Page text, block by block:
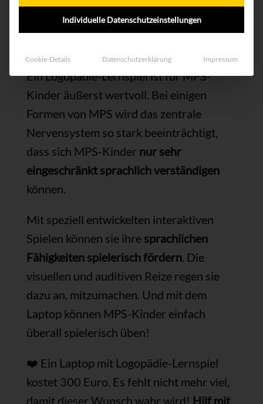
Ein Logopädie-Lernspiel ist für MPS-
Kinder äußerst wertvoll. Bei einigen
Formen von MPS wird das zentrale
Nervensystem so stark beeinträchtigt,
dass sich MPS-Kinder nur sehr
eingeschränkt sprachlich verständigen
können.
Mit speziell entwickelten interaktiven
Spielen können sie ihre sprachlichen
Fähigkeiten spielerisch fördern. Die
visuellen und auditiven Reize regen sie
dazu an, mitzumachen. Und mit dem
Laptop können MPS-Kinder einfach
überall spielerisch üben!
❤️ Ein Laptop mit Logopädie-Lernspiel
kostet 300 Euro. Es fehlt nicht mehr viel,
damit dieser Wunsch wahr wird! Hilf mit
Individuelle Datenschutzeinstellungen
Cookie-Details Datenschutzerklärung Impressum